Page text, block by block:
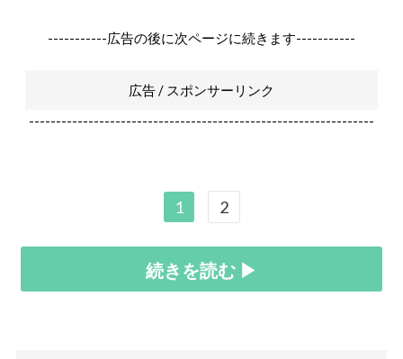
-----------広告の後に次ページに続きます-----------
広告 / スポンサーリンク
----------------------------------------------------------------
1 2
続きを読む ▶